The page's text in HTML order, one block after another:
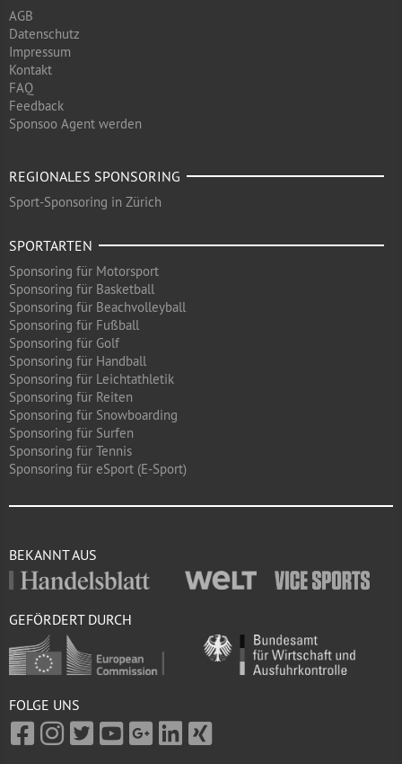
AGB
Datenschutz
Impressum
Kontakt
FAQ
Feedback
Sponsoo Agent werden
REGIONALES SPONSORING
Sport-Sponsoring in Zürich
SPORTARTEN
Sponsoring für Motorsport
Sponsoring für Basketball
Sponsoring für Beachvolleyball
Sponsoring für Fußball
Sponsoring für Golf
Sponsoring für Handball
Sponsoring für Leichtathletik
Sponsoring für Reiten
Sponsoring für Snowboarding
Sponsoring für Surfen
Sponsoring für Tennis
Sponsoring für eSport (E-Sport)
BEKANNT AUS
GEFÖRDERT DURCH
FOLGE UNS